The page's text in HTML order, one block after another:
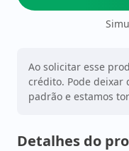
Ao solicitar esse
crédito. Pode deixar
padrão e estamos
Detalhes do